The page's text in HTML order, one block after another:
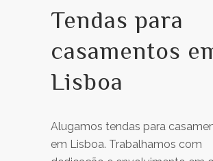
Tendas para
casamentos
Lisboa
Alugamos tendas para
em Lisboa. Trabalhamos com